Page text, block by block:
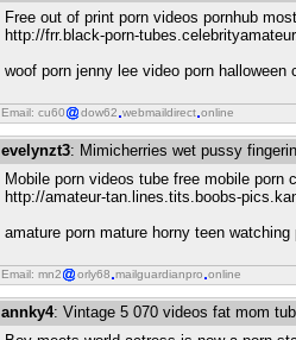
Free out of print porn videos pornhub
http://frr.black-porn-
woof porn jenny lee video porn
Email: cu60 dow62 webmaildirect online
evelynzt3: Mimicherries wet pussy
Mobile porn videos tube free mobile porn
http://amateur-tan.lines.tits.boobs-
amature porn mature horny teen
Email: mn2 orly68 mailguardianpro online
annky4: Vintage 5 070 videos fat mom